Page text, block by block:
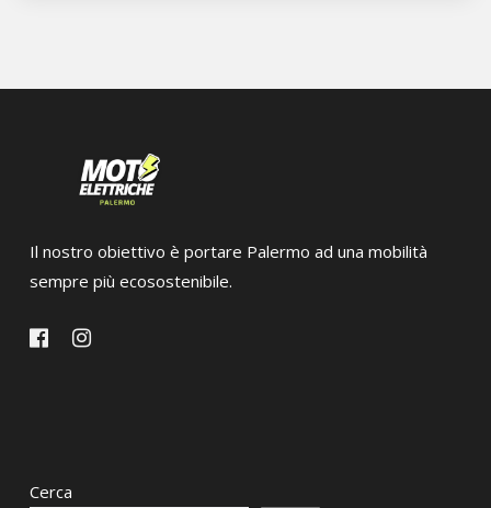
Il nostro obiettivo è portare Palermo ad una mobilità
sempre più ecosostenibile.
Cerca